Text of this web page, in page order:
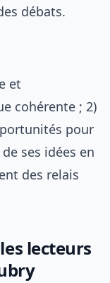
débats.
et
cohérente ; 2)
pour
ses idées en
des relais
lecteurs